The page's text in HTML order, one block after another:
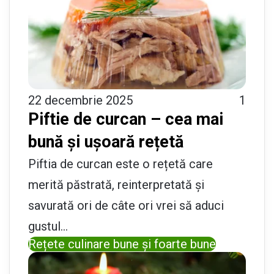
22 decembrie 2025 1
Piftie de curcan – cea mai
bună și ușoară rețetă
Piftia de curcan este o rețetă care
merită păstrată, reinterpretată și
savurată ori de câte ori vrei să aduci
gustul…
Rețete culinare bune și foarte bune